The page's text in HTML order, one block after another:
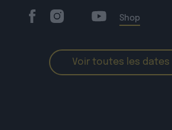
Shop
Voir toutes les dates